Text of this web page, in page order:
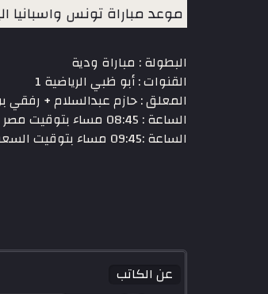
موعد مباراة تونس واسبانيا
البطولة : مباراة ودية
القنوات : أبو ظبي الرياضية 1
المعلق : حازم عبدالسلام + رفقي
الساعة : 08:45 مساء بتوقيت مصر
الساعة :09:45 مساء بتوقيت السعودية
عن الكاتب